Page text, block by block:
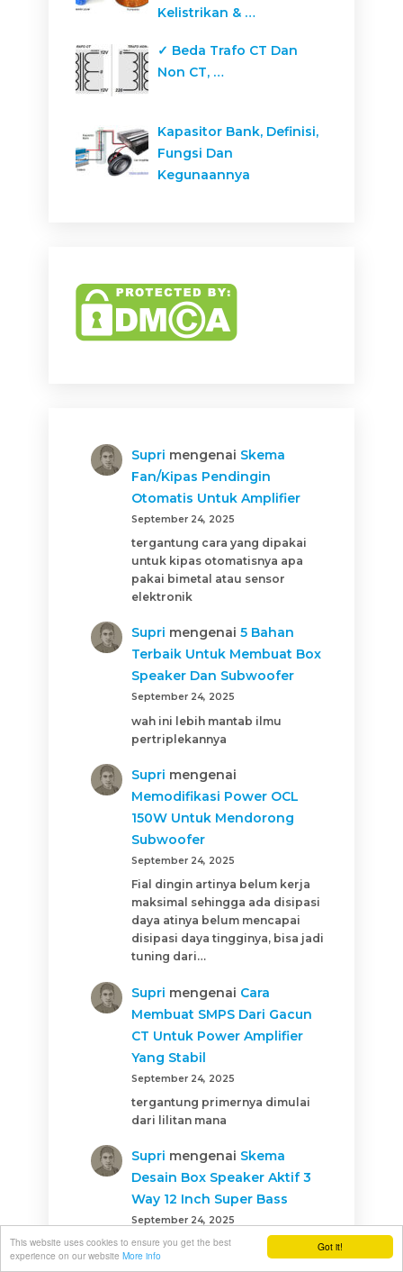
Got it!
This website uses cookies to ensure you get the best
experience on our website More info
Kelistrikan & …
✓ Beda Trafo CT Dan
Non CT, …
Kapasitor Bank, Definisi,
Fungsi Dan
Kegunaannya
Supri mengenai Skema
Fan/Kipas Pendingin
Otomatis Untuk Amplifier
September 24, 2025
tergantung cara yang dipakai
untuk kipas otomatisnya apa
pakai bimetal atau sensor
elektronik
Supri mengenai5 Bahan
Terbaik Untuk Membuat Box
Speaker Dan Subwoofer
September 24, 2025
wah ini lebih mantab ilmu
pertriplekannya
Supri mengenai
Memodifikasi Power OCL
150W Untuk Mendorong
Subwoofer
September 24, 2025
Fial dingin artinya belum kerja
maksimal sehingga ada disipasi
daya atinya belum mencapai
disipasi daya tingginya, bisa jadi
tuning dari…
Supri mengenai Cara
Membuat SMPS Dari Gacun
CT Untuk Power Amplifier
Yang Stabil
September 24, 2025
tergantung primernya dimulai
dari lilitan mana
Supri mengenai Skema
Desain Box Speaker Aktif 3
Way 12 Inch Super Bass
September 24, 2025
jika dayanya kurang hasilnya
tidak bagus juga, 12 inch rata